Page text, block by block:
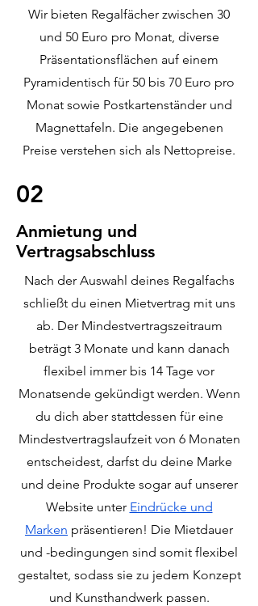
Wir bieten Regalfächer zwischen 30
und 50 Euro pro Monat, diverse
Präsentationsflächen auf einem
Pyramidentisch für 50 bis 70 Euro pro
Monat sowie Postkartenständer und
Magnettafeln. Die angegebenen
Preise verstehen sich als Nettopreise.
02
Anmietung und
Vertragsabschluss
Nach der Auswahl deines Regalfachs
schließt du einen Mietvertrag mit uns
ab. Der Mindestvertragszeitraum
beträgt 3 Monate und kann danach
flexibel immer bis 14 Tage vor
Monatsende gekündigt werden. Wenn
du dich aber stattdessen für eine
Mindestvertragslaufzeit von 6 Monaten
entscheidest, darfst du deine Marke
und deine Produkte sogar auf unserer
Website unter Eindrücke und
Marken präsentieren! Die Mietdauer
und -bedingungen sind somit flexibel
gestaltet, sodass sie zu jedem Konzept
und Kunsthandwerk passen.